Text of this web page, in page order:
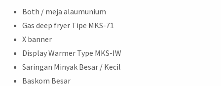
Both / meja alaumunium
Gas deep fryer Tipe MKS-71
X banner
Display Warmer Type MKS-IW
Saringan Minyak Besar / Kecil
Baskom Besar